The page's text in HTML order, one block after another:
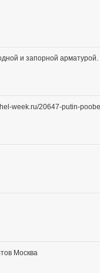
и запорной арматурой.
week.ru/20647-putin-
Москва